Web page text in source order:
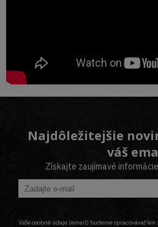
Najdôležitejšie
váš
Získajte zaujímavé
Vaše osobné údaje (email) budeme spracovávať